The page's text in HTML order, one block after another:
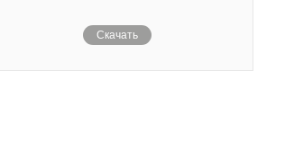
Скачать